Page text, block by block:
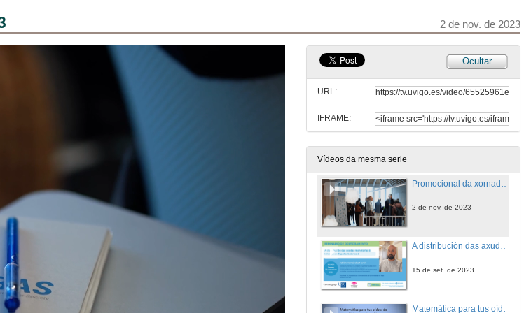
2 de nov. de 2023
Ocultar
URL:
IFRAME:
Vídeos da mesma serie
6 de nov. de 2024
Cyclical properties of time-consistent fiscal policies
Videoresumen da xornada ENCONTRO CIENTÍFICO ’23
2 de nov. de 2023
2 de nov. de 2023
A distribución das axudas monetarias á infancia en España: balance dunha década
15 de set. de 2023